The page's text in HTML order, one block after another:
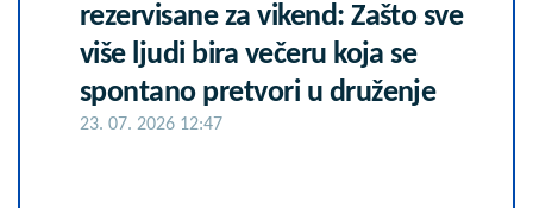
rezervisane za vikend: Zašto sve
više ljudi bira večeru koja se
spontano pretvori u druženje
23. 07. 2026 12:47